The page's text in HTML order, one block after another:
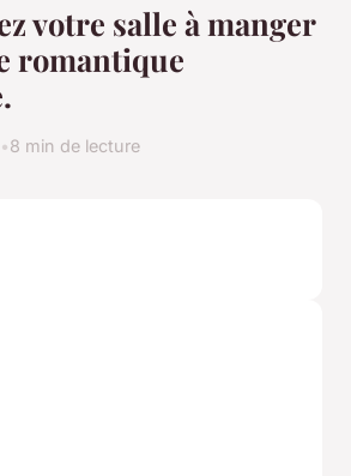
votre salle à manger
romantique
•8 min de lecture